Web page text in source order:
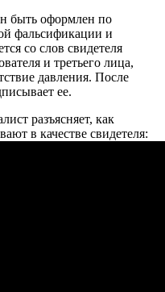
быть оформлен по
фальсификации и
со слов свидетеля
и третьего лица,
давления. После
ее.
разъясняет, как
в качестве свидетеля: